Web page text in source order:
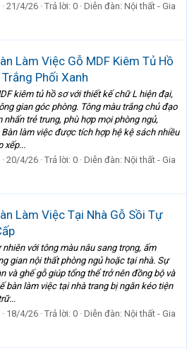
21/4/26 Trả lời: 0 Diễn đàn: Nội thất - Gia
Làm Việc Gỗ MDF Kiêm Tủ Hồ
Phối Xanh
kiêm tủ hồ sơ với thiết kế chữ L hiện đại,
gian góc phòng. Tông màu trắng chủ đạo
nhấn trẻ trung, phù hợp mọi phòng ngủ,
làm việc được tích hợp hệ kệ sách nhiều
xếp...
20/4/26 Trả lời: 0 Diễn đàn: Nội thất - Gia
Làm Việc Tại Nhà Gỗ Sồi Tự
với tông màu nâu sang trọng, ấm
gian nội thất phòng ngủ hoặc tại nhà. Sự
và ghế gỗ giúp tổng thể trở nên đồng bộ và
bàn làm việc tại nhà trang bị ngăn kéo tiện
18/4/26 Trả lời: 0 Diễn đàn: Nội thất - Gia